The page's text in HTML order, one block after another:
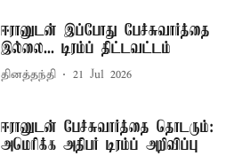
ஈரானுடன் இப்போது பேச்சுவார்த்தை
இல்லை... டிரம்ப் திட்டவட்டம்
தினத்தந்தி 21 Jul 2026
ஈரானுடன் பேச்சுவார்த்தை தொடரும்:
அமெரிக்க அதிபர் டிரம்ப் அறிவிப்பு